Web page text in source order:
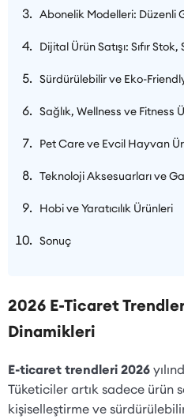
Abonelik Modelleri: Düzenli
Dijital Ürün Satışı: Sıfır Stok,
Sürdürülebilir ve Eko-
Sağlık, Wellness ve Fitness
Pet Care ve Evcil Hayvan
Teknoloji Aksesuarları ve
Hobi ve Yaratıcılık Ürünleri
Sonuç
2026 E-Ticaret
Dinamikleri
E-ticaret trendleri 2026
Tüketiciler artık sadece ürün
kişiselleştirme ve